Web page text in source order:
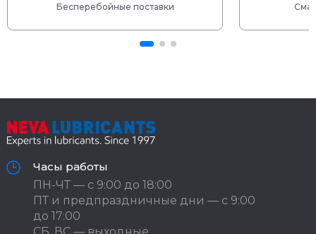
Бесперебойные поставки
Часы работы
ПН-ЧТ — с 9:00 до 18:00
ПТ и предпраздничные дни — с 9:00
до 17:00